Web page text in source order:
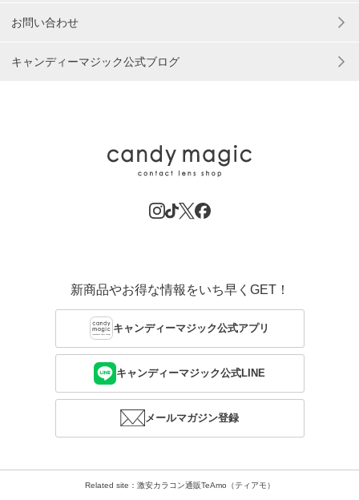
お問い合わせ
キャンディーマジック公式ブログ
新商品やお得な情報をいち早くGET！
キャンディーマジック公式アプリ
キャンディーマジック公式LINE
メールマガジン登録
Related site：激安カラコン通販TeAmo（ティアモ）